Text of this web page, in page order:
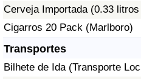
Cerveja Importada (0.33
Cigarros 20 Pack (Marlboro)
Transportes
Bilhete de Ida (Transporte
Indicador de Trânsito por